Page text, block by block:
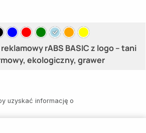
rABS BASIC z logo – tani
ekologiczny, grawer
uzyskać informację o